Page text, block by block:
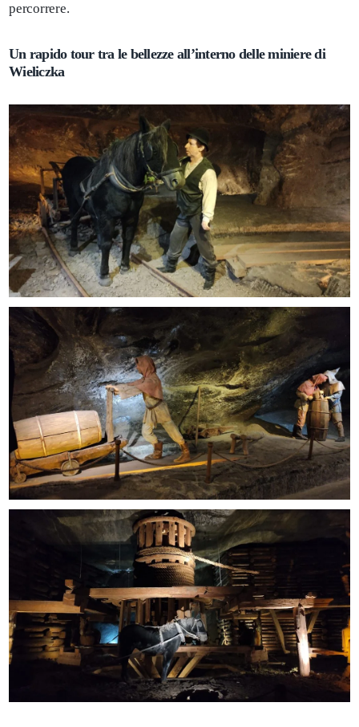
percorrere.
Un rapido tour tra le bellezze all’interno delle miniere di
Wieliczka